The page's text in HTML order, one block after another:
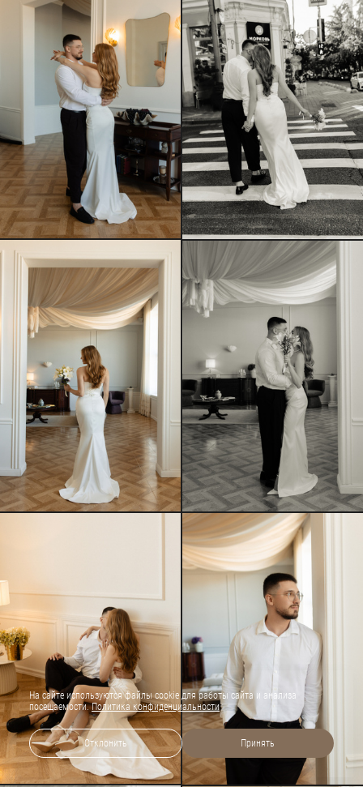
На сайте используются файлы cookie для работы сайта и анализа
посещаемости.Политика конфиденциальности
Отклонить Принять